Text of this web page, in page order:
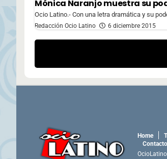
Mónica Naranjo muestra su
Ocio Latino.- Con una letra dramática y su
Redacción Ocio Latino 6 diciembre 2015
Home